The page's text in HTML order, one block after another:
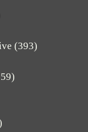
(393)